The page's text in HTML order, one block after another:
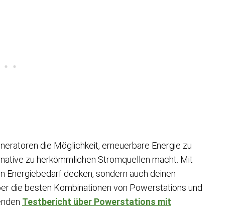
die Möglichkeit, erneuerbare Energie zu
zu herkömmlichen Stromquellen macht. Mit
Energiebedarf decken, sondern auch deinen
die besten Kombinationen von Powerstations und
Testbericht über Powerstations mit